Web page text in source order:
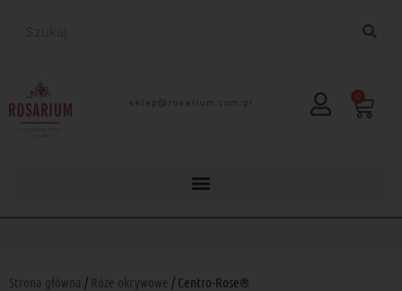
lp.moc.muirasor@pelks 0
Strona główna / Róże okrywowe / Centro-Rose®